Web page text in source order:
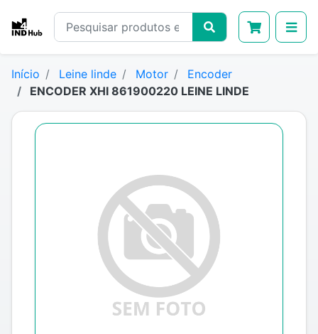
Início Leine linde Motor
Encoder
ENCODER XHI 861900220 LEINE LINDE